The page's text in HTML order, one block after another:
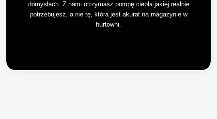
domysłach. Z nami otrzymasz pompę ciepła jakiej realnie
potrzebujesz, a nie tę, która jest akurat na magazynie w
hurtowni.